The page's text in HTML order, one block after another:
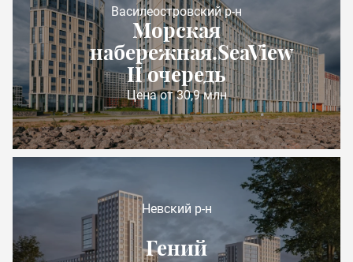
Василеостровский р-н
Морская
набережная.SeaView
II очередь
Цена от 30,9 млн
Невский р-н
Гений